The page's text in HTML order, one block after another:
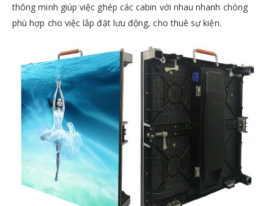
thông minh giúp việc ghép các cabin với nhau nhanh chóng
phù hợp cho việc lắp đặt lưu động, cho thuê sự kiện.